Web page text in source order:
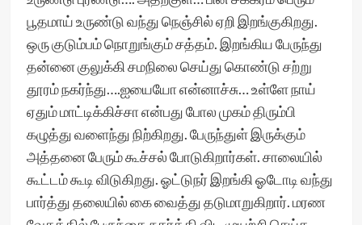
பூதமாய் உருண்டு வந்து நெஞ்சில் ஏறி இறங்குகிறது.
ஒரு குடும்பம் நொறுங்கும் சத்தம். இறங்கிய பேருந்து
தன்னை குலுக்கி சமநிலை செய்து கொண்டு சற்று
தூரம் நகர்ந்து….ஐயையோ என்னாச்சு… உள்ளே நாய்
ஏதும் மாட்டிக்கிச்சா என்பது போல முகம் திரும்பி
கழுத்து வளைந்து நிற்கிறது. பேருந்துள் இருக்கும்
அத்தனை பேரும் கூச்சல் போடுகிறார்கள். சாலையில்
கூட்டம் கூடி விடுகிறது. ஓட்டுநர் இறங்கி ஓடோடி வந்து
பார்த்து தலையில் கை வைத்து தடுமாறுகிறார். மரண